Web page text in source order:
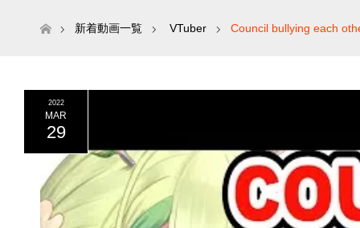
ホーム新着動画一覧 VTuber Council bullying each
2022
MAR
29